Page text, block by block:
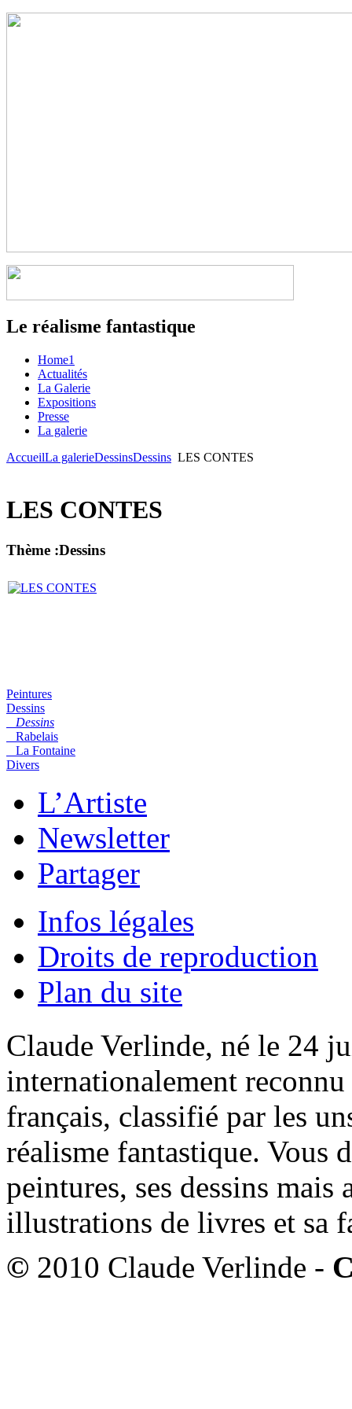
Le réalisme fantastique
Home1
Actualités
La Galerie
Expositions
Presse
La galerie
AccueilLa galerieDessinsDessins LES CONTES
LES CONTES
Thème :Dessins
Peintures
Dessins
Dessins
Rabelais
La Fontaine
Divers
L’Artiste
Newsletter
Partager
Infos légales
Droits de reproduction
Plan du site
Claude Verlinde, né le 24
internationalement
français, classifié par les
réalisme fantastique. Vous
peintures, ses dessins mais
illustrations de livres et sa
© 2010 Claude Verlinde -